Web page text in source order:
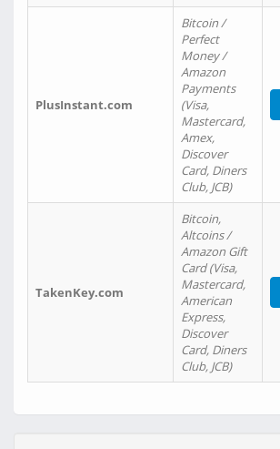
PlusInstant.com
Bitcoin /
Perfect
Money /
Amazon
Payments
(Visa,
Mastercard,
Amex,
Discover
Card, Diners
Club, JCB)
TakenKey.com
Bitcoin,
Altcoins /
Amazon Gift
Card (Visa,
Mastercard,
American
Express,
Discover
Card, Diners
Club, JCB)